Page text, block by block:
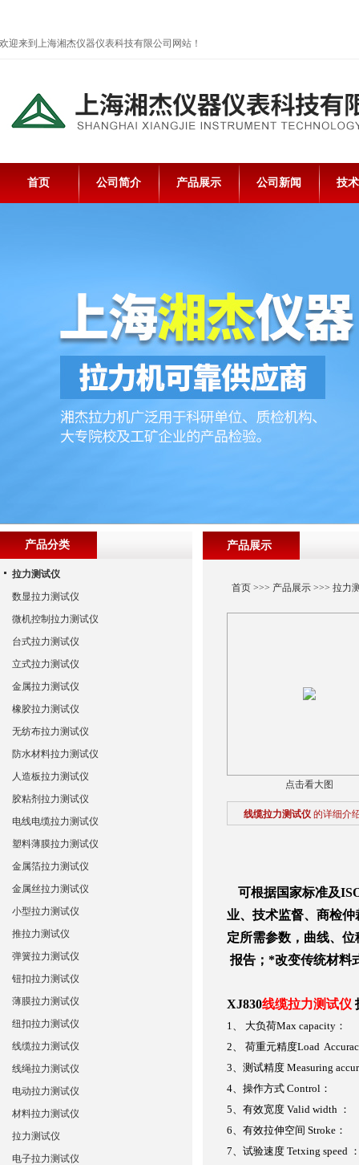
欢迎来到上海湘杰仪器仪表科技有限公司网站！
首页 公司简介 产品展示 公司新闻 技
产品展示
首页>>> 产品展示>>> 拉力
点击看大图
线缆拉力测试仪 的详细介
可根据国家标准及
业、技术监督、商检
定所需参数，曲线、
报告；*改变传统材料
XJ830线缆拉力测试仪
1、 大负荷Max capacity：
2、 荷重元精度Load
3、测试精度Measuring
4、操作方式Control：
5、有效宽度Valid width ：
6、有效拉伸空间 Stroke：
7、试验速度Tetxing speed
产品分类
拉力测试仪
数显拉力测试仪
微机控制拉力测试仪
台式拉力测试仪
立式拉力测试仪
金属拉力测试仪
橡胶拉力测试仪
无纺布拉力测试仪
防水材料拉力测试仪
人造板拉力测试仪
胶粘剂拉力测试仪
电线电缆拉力测试仪
塑料薄膜拉力测试仪
金属箔拉力测试仪
金属丝拉力测试仪
小型拉力测试仪
推拉力测试仪
弹簧拉力测试仪
钮扣拉力测试仪
薄膜拉力测试仪
纽扣拉力测试仪
线缆拉力测试仪
线绳拉力测试仪
电动拉力测试仪
材料拉力测试仪
拉力测试仪
电子拉力测试仪